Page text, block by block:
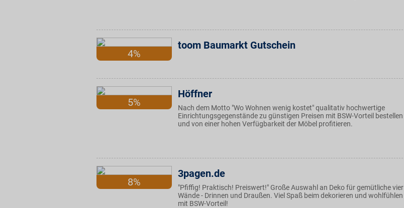
4%
toom Baumarkt Gutschein
5%
Höffner
Nach dem Motto "Wo Wohnen wenig kostet" qualitativ hochwertige
Einrichtungsgegenstände zu günstigen Preisen mit BSW-Vorteil bestellen
und von einer hohen Verfügbarkeit der Möbel profitieren.
8%
3pagen.de
"Pfiffig! Praktisch! Preiswert!" Große Auswahl an Deko für gemütliche vier
Wände - Drinnen und Draußen. Viel Spaß beim dekorieren und wohlfühlen
mit BSW-Vorteil!